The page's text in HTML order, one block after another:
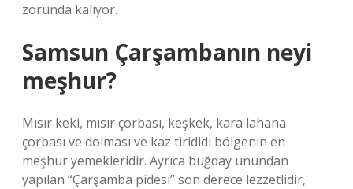
zorunda kalıyor.
Samsun Çarşambanın neyi
meşhur?
Mısır keki, mısır çorbası, keşkek, kara lahana
çorbası ve dolması ve kaz tirididi bölgenin en
meşhur yemekleridir. Ayrıca buğday unundan
yapılan “Çarşamba pidesi” son derece lezzetlidir,